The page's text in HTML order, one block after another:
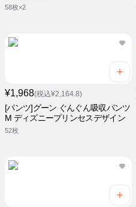
58枚×2
¥1,968(税込¥2,164.8)
[パンツ]グーン ぐんぐん吸収パンツ
M ディズニープリンセスデザイン
52枚